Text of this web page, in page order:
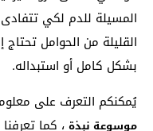
المسيلة للدم لكي
القليلة من الحوامل
بشكل كامل أو استبداله.
يُمكنكم التعرف على
موسوعة نبذة ، كما